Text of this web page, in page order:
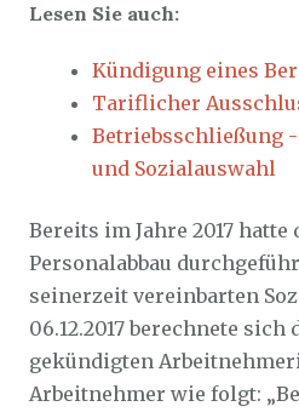
Lesen Sie auch:
Kündigung eines
Tariflicher
Betriebsschließung
und Sozialauswahl
Bereits im Jahre 2017
Personalabbau
seinerzeit vereinbarten
06.12.2017 berechnete
gekündigten
Arbeitnehmer wie folgt: